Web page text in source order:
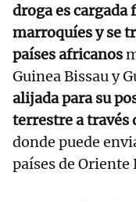
droga es cargada
marroquíes y se
países africanos
Guinea Bissau y
alijada para su
terrestre a través
donde puede
países de